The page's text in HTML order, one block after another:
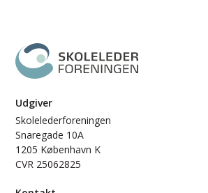
Udgiver
Skolelederforeningen
Snaregade 10A
1205 København K
CVR 25062825